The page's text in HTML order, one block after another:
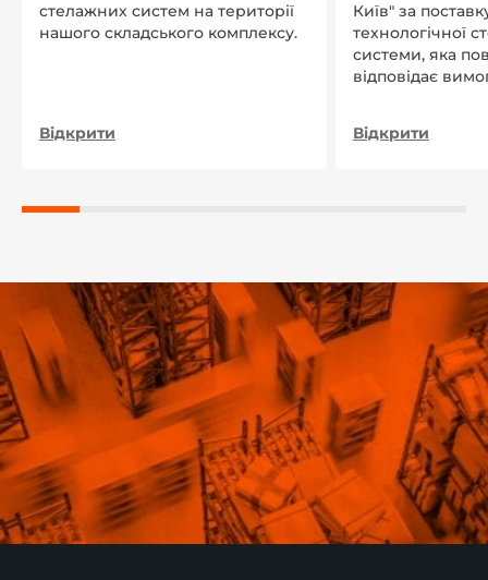
стелажних систем на території
нашого складського комплексу.
Відкрити
Київ" за
технологічної
системи, яка
відповідає
Відкрити